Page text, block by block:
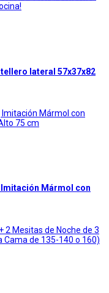
lateral 57x37x82
Imitación Mármol con